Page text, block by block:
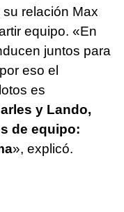
su relación Max
equipo. «En
juntos para
eso el
es
y Lando,
de equipo:
», explicó.